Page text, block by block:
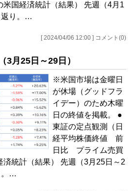
米国経済統計（結果） 先週（4月1
返り。…
[ 2024/04/06 12:00 ] コメント(0)
3月25日～29日）
※米国市場は金曜日
が休場（グッドフラ
イデー）のため木曜
日の終値を掲載。 ●
東証の定点観測（日
経平均株価終値 前
日比 プライム売買
統計（結果） 先週（3月25日～2
。…